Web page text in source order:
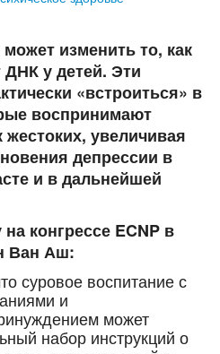
изменить то, как
у детей. Эти
«встроиться» в
воспринимают
увеличивая
депрессии в
и в дальнейшей
конгрессе ECNP в
Ван Аш:
суровое воспитание с
и
может
набор инструкций о